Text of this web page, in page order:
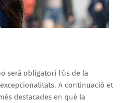
serà obligatori l'ús de la
A continuació et
destacades en què la